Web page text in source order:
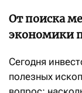
От поиска
экономики
Сегодня
полезных